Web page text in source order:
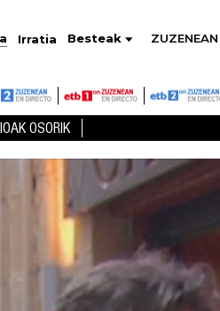
Irratia Besteak ZUZENEAN
OSORIK